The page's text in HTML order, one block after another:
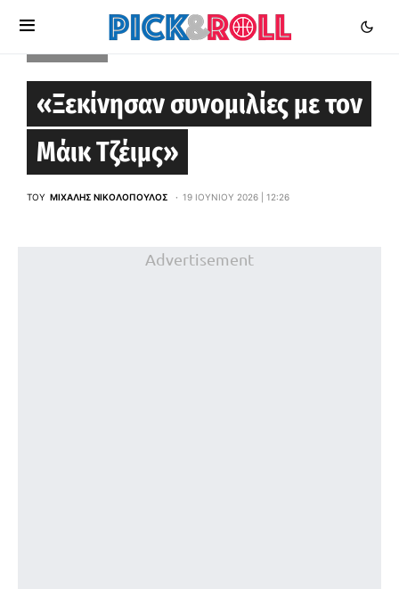
«Ξεκίνησαν συνομιλίες με τον
Μάικ Τζέιμς»
ΤΟΥ ΜΙΧΆΛΗΣ ΝΙΚΟΛΌΠΟΥΛΟΣ 19 ΙΟΥΝΊΟΥ 2026 | 12:26
Advertisement